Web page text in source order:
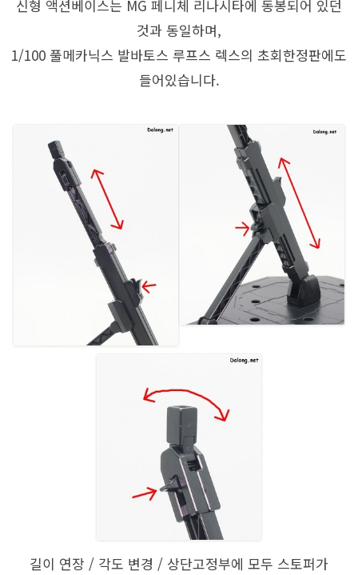
신형 액션베이스는 MG 페니체 리나시타에 동봉되어 있던
것과 동일하며,
1/100 풀메카닉스 발바토스 루프스 렉스의 초회한정판에도
들어있습니다.
길이 연장 / 각도 변경 / 상단고정부에 모두 스토퍼가